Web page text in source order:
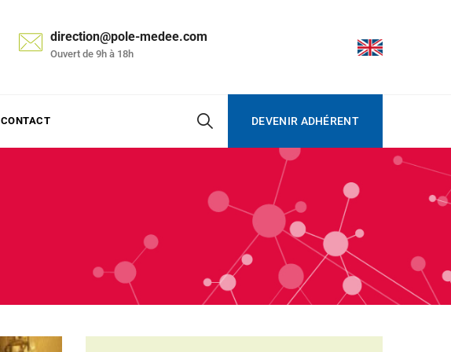
direction@pole-medee.com
Ouvert de 9h à 18h
CONTACT DEVENIR ADHÉRENT